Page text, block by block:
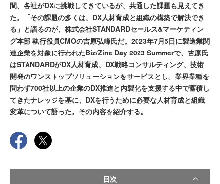
間、各社がDXに挑戦してきているが、共通した課題も見えてき
た。「その課題の多くは、DX人材育成と組織の構築で解決でき
る」と語るのが、株式会社STANDARDセールス&マーケティン
グ本部 執行役員CMOの吉原弘峰氏だ。2023年7月5日に製造業関
連企業を対象に行われたBiz/Zine Day 2023 Summerで、吉原氏
はSTANDARDがDX人材育成、DX戦略コンサルティング、技術
開発のワンストップソリューションをサービスとし、業界業種を
問わず700社以上の企業のDX推進と内製化を支援する中で蓄積し
てきたナレッジを基に、DXを行うために必要な人材育成と組織
変革について語った。その内容を紹介する。
目次